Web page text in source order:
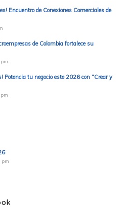
Encuentro de Conexiones Comerciales de
de Colombia fortalece su
Potencia tu negocio este 2026 con “Crear y
pm